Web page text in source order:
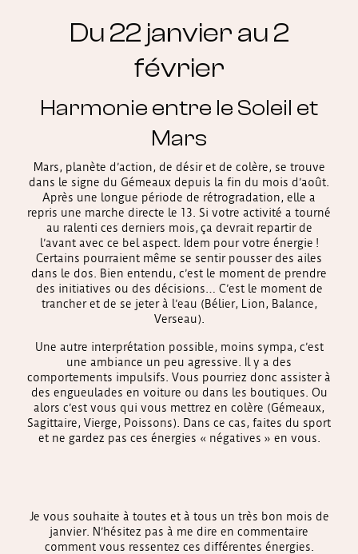
Du 22 janvier au 2
février
Harmonie entre le Soleil et
Mars
Mars, planète d’action, de désir et de colère, se trouve
dans le signe du Gémeaux depuis la fin du mois d’août.
Après une longue période de rétrogradation, elle a
repris une marche directe le 13. Si votre activité a tourné
au ralenti ces derniers mois, ça devrait repartir de
l’avant avec ce bel aspect. Idem pour votre énergie !
Certains pourraient même se sentir pousser des ailes
dans le dos. Bien entendu, c’est le moment de prendre
des initiatives ou des décisions… C’est le moment de
trancher et de se jeter à l’eau (Bélier, Lion, Balance,
Verseau).
Une autre interprétation possible, moins sympa, c’est
une ambiance un peu agressive. Il y a des
comportements impulsifs. Vous pourriez donc assister à
des engueulades en voiture ou dans les boutiques. Ou
alors c’est vous qui vous mettrez en colère (Gémeaux,
Sagittaire, Vierge, Poissons). Dans ce cas, faites du sport
et ne gardez pas ces énergies « négatives » en vous.
Je vous souhaite à toutes et à tous un très bon mois de
janvier. N’hésitez pas à me dire en commentaire
comment vous ressentez ces différentes énergies.